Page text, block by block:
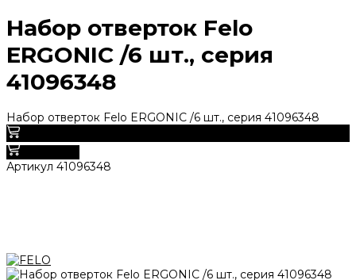
Набор отверток Felo
ERGONIC /6 шт., серия
41096348
Набор отверток Felo ERGONIC /6 шт., серия 41096348
Артикул 41096348